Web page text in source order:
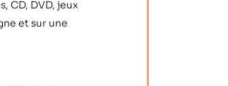
CD, DVD, jeux
et sur une